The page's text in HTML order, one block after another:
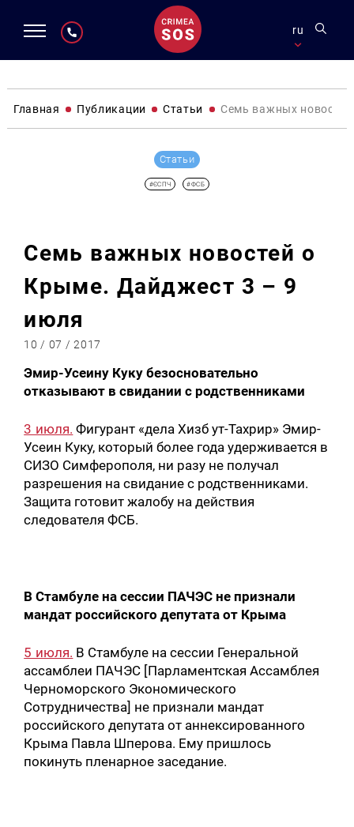
ru
Главная Публикации Статьи Семь важных
Статьи
#ЄСПЧ #ФСБ
Семь важных новостей о
Крыме. Дайджест 3 – 9
июля
10 / 07 / 2017
Эмир-Усеину Куку безосновательно
отказывают в свидании с родственниками
3 июля. Фигурант «дела Хизб ут-Тахрир» Эмир-
Усеин Куку, который более года удерживается в
СИЗО Симферополя, ни разу не получал
разрешения на свидание с родственниками.
Защита готовит жалобу на действия
следователя ФСБ.
В Стамбуле на сессии ПАЧЭС не признали
мандат российского депутата от Крыма
5 июля. В Стамбуле на сессии Генеральной
ассамблеи ПАЧЭС [Парламентская Ассамблея
Черноморского Экономического
Сотрудничества] не признали мандат
российского депутата от аннексированного
Крыма Павла Шперова. Ему пришлось
покинуть пленарное заседание.